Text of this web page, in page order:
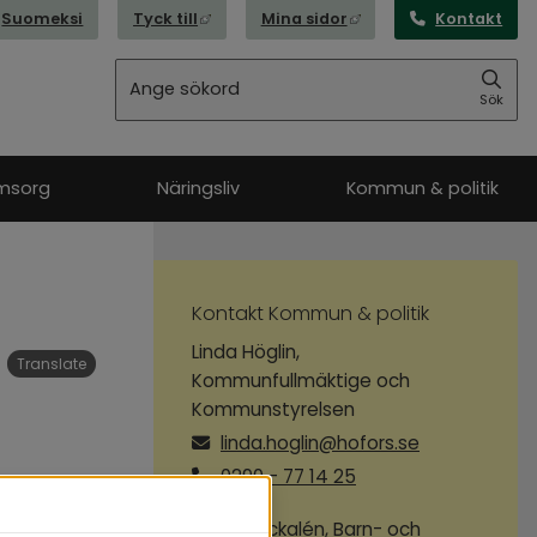
Suomeksi Tyck till Länk till annan webbplats, öppnas i
Mina sidor Länk till annan
Kontakt
Sök
Näringsliv Kommun & politik
Translate
Kontakt Kommun & politik
Linda Höglin,
Kommunfullmäktige och
Kommunstyrelsen
linda.hoglin@hofors.se
0290 - 77 14 25
Lotta Packalén, Barn- och